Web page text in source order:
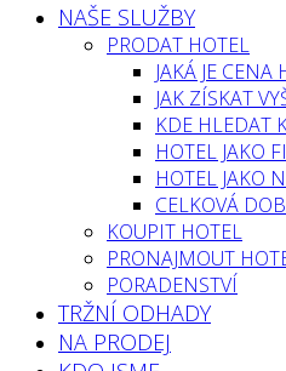
NAŠE SLUŽBY
PRODAT HOTEL
JAKÁ JE CENA
JAK ZÍSKAT
KDE HLEDAT
HOTEL JAKO
HOTEL JAKO
CELKOVÁ
KOUPIT HOTEL
PRONAJMOUT
PORADENSTVÍ
TRŽNÍ ODHADY
NA PRODEJ